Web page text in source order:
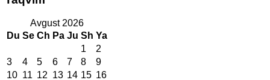
Avgust 2026
Du Se Ch Pa Ju Sh Ya
1
2
3
4 5 6 7 8
9
10 11 12 13 14 15 16